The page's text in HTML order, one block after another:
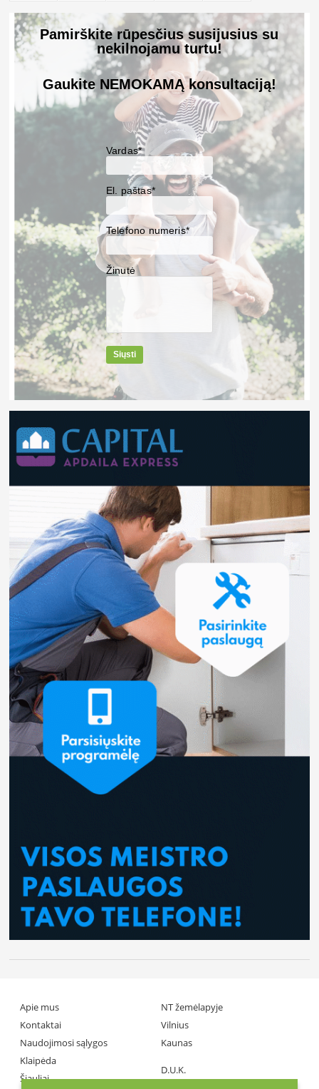
Pamirškite rūpesčius susijusius su
nekilnojamu turtu!
Gaukite NEMOKAMĄ konsultaciją!
Vardas*
El. paštas*
Telefono numeris*
Žinutė
Siųsti
Apie mus
Kontaktai
Naudojimosi sąlygos
NT žemėlapyje
Vilnius
Kaunas
Klaipėda
Šiauliai
D.U.K.